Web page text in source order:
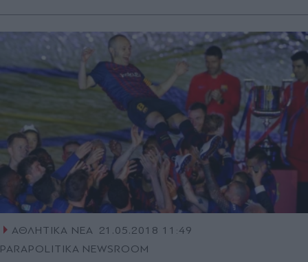
ΑΘΛΗΤΙΚΑ ΝΕΑ 21.05.2018 11:49
PARAPOLITIKA NEWSROOM